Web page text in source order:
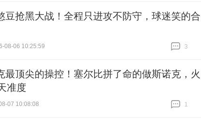
豆抢黑大战！全程只进攻不防守，球迷笑的合
08-06 10:25:59
3
最顶尖的操控！塞尔比拼了命的做斯诺克，火
准度
07 10:08:08
1